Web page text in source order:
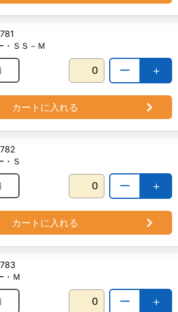
・ＳＳ－Ｍ
＋
ー
カートに入れる
・Ｓ
＋
ー
カートに入れる
・Ｍ
＋
ー